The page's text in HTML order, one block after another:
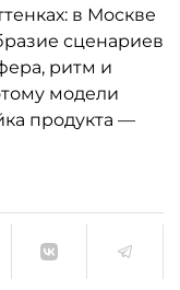
в Москве
сценариев
ритм и
модели
продукта —